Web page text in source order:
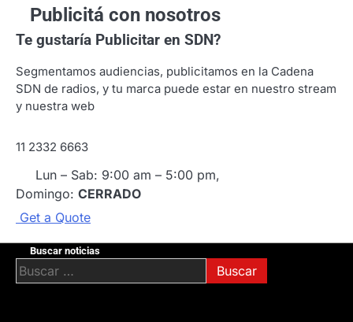
Publicitá con nosotros
Te gustaría Publicitar en SDN?
Segmentamos audiencias, publicitamos en la Cadena
SDN de radios, y tu marca puede estar en nuestro stream
y nuestra web
11 2332 6663
Lun – Sab: 9:00 am – 5:00 pm,
Domingo: CERRADO
Get a Quote
Buscar noticias
Buscar: